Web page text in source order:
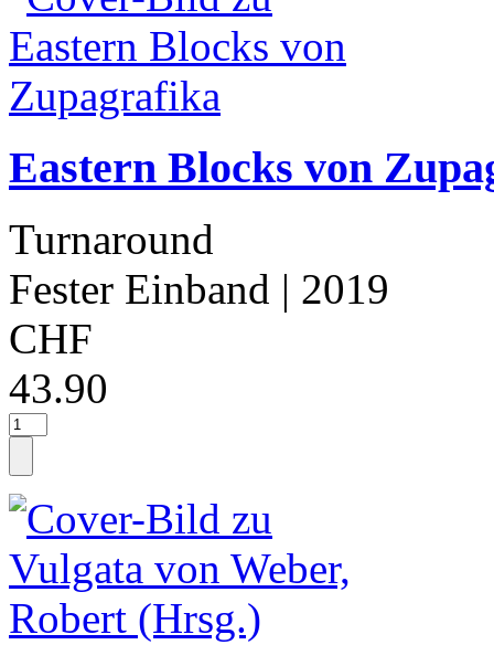
Eastern Blocks von
Turnaround
Fester Einband | 2019
CHF
43.90